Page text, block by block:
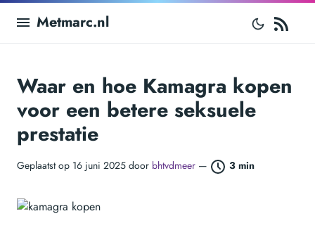
Metmarc.nl
Waar en hoe Kamagra kopen
voor een betere seksuele
prestatie
Geplaatst op 16 juni 2025 door bhtvdmeer — 3 min